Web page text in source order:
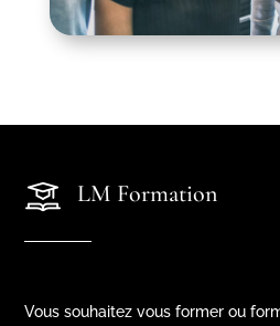
LM Formation
Vous souhaitez vous former ou